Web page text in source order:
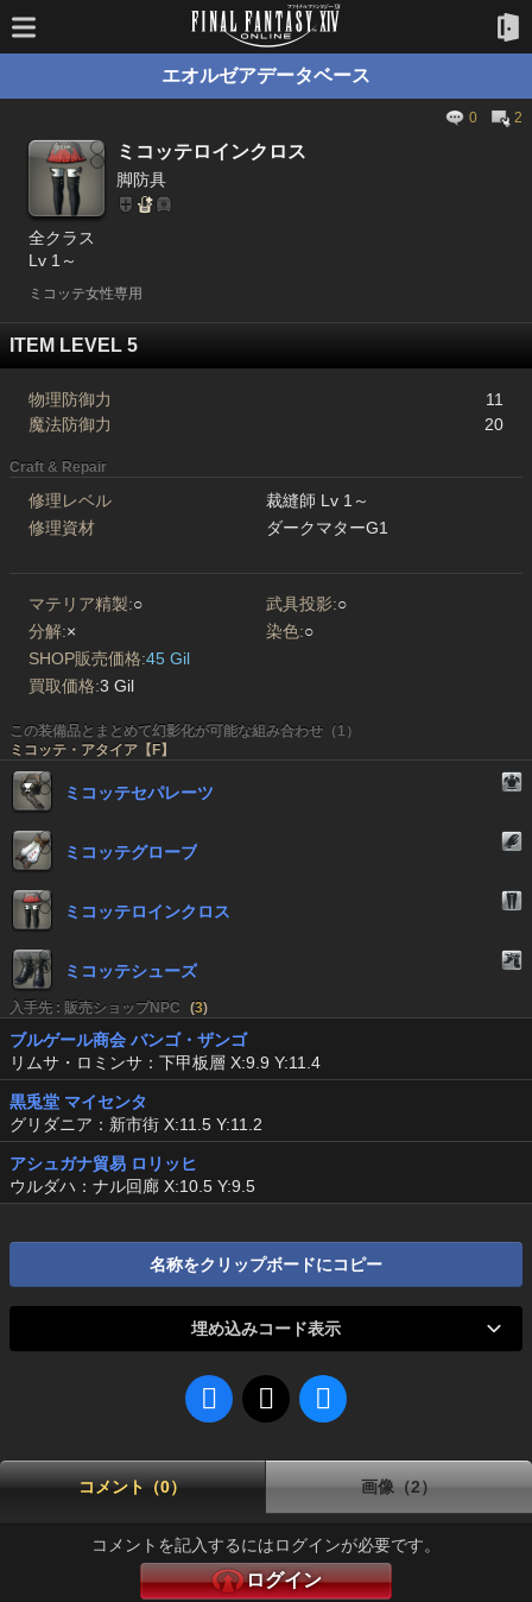
エオルゼアデータベース
0 2
ミコッテロインクロス
脚防具
全クラス
Lv 1～
ミコッテ女性専用
ITEM LEVEL 5
物理防御力
11
魔法防御力
20
Craft & Repair
修理レベル
裁縫師 Lv 1～
修理資材
ダークマターG1
マテリア精製:○ 武具投影:○
分解:× 染色:○
SHOP販売価格:45 Gil
買取価格:3 Gil
この装備品とまとめて幻影化が可能な組み合わせ（1）
ミコッテ・アタイア【F】
ミコッテセパレーツ
ミコッテグローブ
ミコッテロインクロス
ミコッテシューズ
入手先 : 販売ショップNPC (3)
ブルゲール商会 バンゴ・ザンゴ
リムサ・ロミンサ：下甲板層 X:9.9 Y:11.4
黒兎堂 マイセンタ
グリダニア：新市街 X:11.5 Y:11.2
アシュガナ貿易 ロリッヒ
ウルダハ：ナル回廊 X:10.5 Y:9.5
名称をクリップボードにコピー
埋め込みコード表示
コメント（0） 画像（2）
コメントを記入するにはログインが必要です。
ログイン